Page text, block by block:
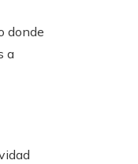
donde
a